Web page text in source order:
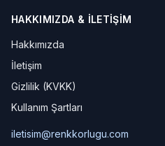
HAKKIMIZDA & İLETIŞIM
Hakkımızda
İletişim
Gizlilik (KVKK)
Kullanım Şartları
iletisim@renkkorlugu.com